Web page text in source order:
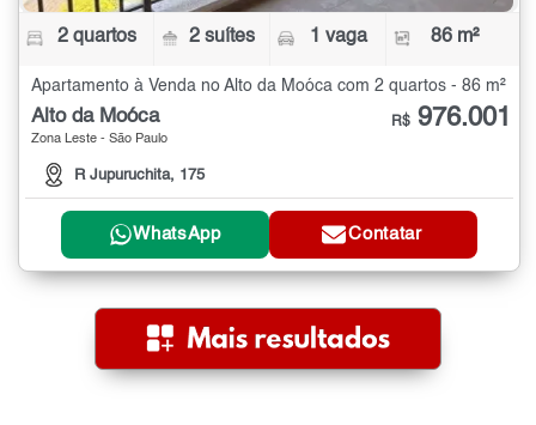
2 quartos 2 suítes 1 vaga 86 m²
Apartamento à Venda no Alto da Moóca com 2 quartos - 86 m²
Alto da Moóca
Zona Leste - São Paulo
R Jupuruchita, 175
R$ 976.001
WhatsApp Contatar